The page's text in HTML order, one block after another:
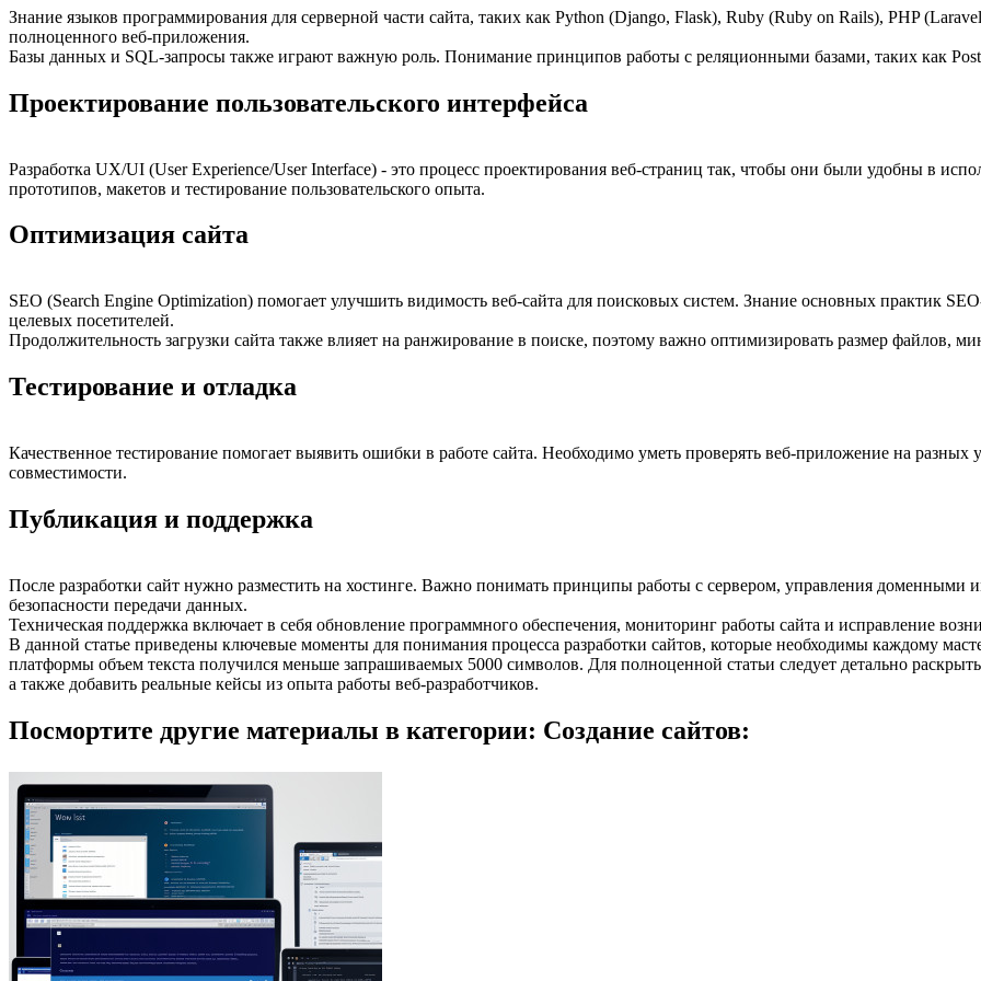
Знание языков программирования для серверной части сайта, таких как Python (Django, Flask), Ruby (Ruby on Rails), PHP
полноценного веб-приложения.
Базы данных и SQL-запросы также играют важную роль. Понимание принципов работы с реляционными базами, таких как
Проектирование пользовательского интерфейса
Разработка UX/UI (User Experience/User Interface) - это процесс проектирования веб-страниц так, чтобы они были удобны в
прототипов, макетов и тестирование пользовательского опыта.
Оптимизация сайта
SEO (Search Engine Optimization) помогает улучшить видимость веб-сайта для поисковых систем. Знание основных практик
целевых посетителей.
Продолжительность загрузки сайта также влияет на ранжирование в поиске, поэтому важно оптимизировать размер файлов,
Тестирование и отладка
Качественное тестирование помогает выявить ошибки в работе сайта. Необходимо уметь проверять веб-приложение на разных
совместимости.
Публикация и поддержка
После разработки сайт нужно разместить на хостинге. Важно понимать принципы работы с сервером, управления доменными
безопасности передачи данных.
Техническая поддержка включает в себя обновление программного обеспечения, мониторинг работы сайта и исправление
В данной статье приведены ключевые моменты для понимания процесса разработки сайтов, которые необходимы каждому
платформы объем текста получился меньше запрашиваемых 5000 символов. Для полноценной статьи следует детально
а также добавить реальные кейсы из опыта работы веб-разработчиков.
Посмортите другие материалы в категории: Создание сайтов: